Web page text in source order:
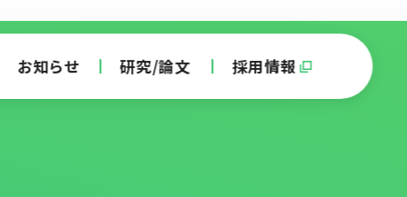
お知らせ 研究/論文 採用情報